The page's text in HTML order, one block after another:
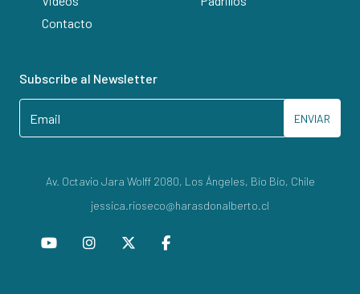
Contacto
Subscribe al Newsletter
ENVIAR
Av. Octavio Jara Wolff 2080, Los Ángeles, Bío Bío, Chile
jessica.rioseco@harasdonalberto.cl